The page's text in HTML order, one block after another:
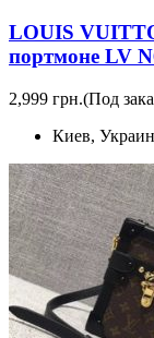
LOUIS
портмоне LV
2,999 грн.(Под
Киев,